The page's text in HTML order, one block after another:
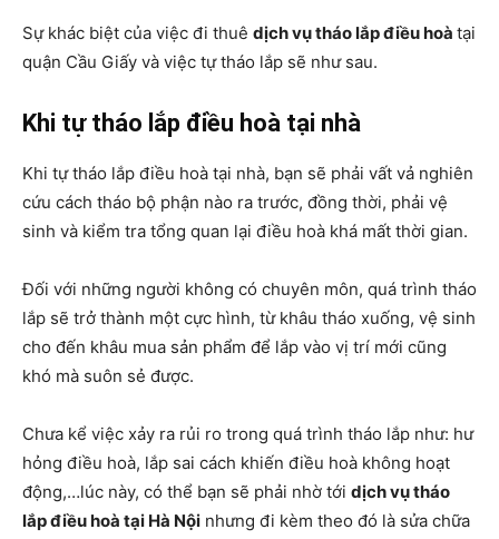
Sự khác biệt của việc đi thuê dịch vụ tháo lắp điều hoà tại
quận Cầu Giấy và việc tự tháo lắp sẽ như sau.
Khi tự tháo lắp điều hoà tại nhà
Khi tự tháo lắp điều hoà tại nhà, bạn sẽ phải vất vả nghiên
cứu cách tháo bộ phận nào ra trước, đồng thời, phải vệ
sinh và kiểm tra tổng quan lại điều hoà khá mất thời gian.
Đối với những người không có chuyên môn, quá trình tháo
lắp sẽ trở thành một cực hình, từ khâu tháo xuống, vệ sinh
cho đến khâu mua sản phẩm để lắp vào vị trí mới cũng
khó mà suôn sẻ được.
Chưa kể việc xảy ra rủi ro trong quá trình tháo lắp như: hư
hỏng điều hoà, lắp sai cách khiến điều hoà không hoạt
động,…lúc này, có thể bạn sẽ phải nhờ tới dịch vụ tháo
lắp điều hoà tại Hà Nội nhưng đi kèm theo đó là sửa chữa